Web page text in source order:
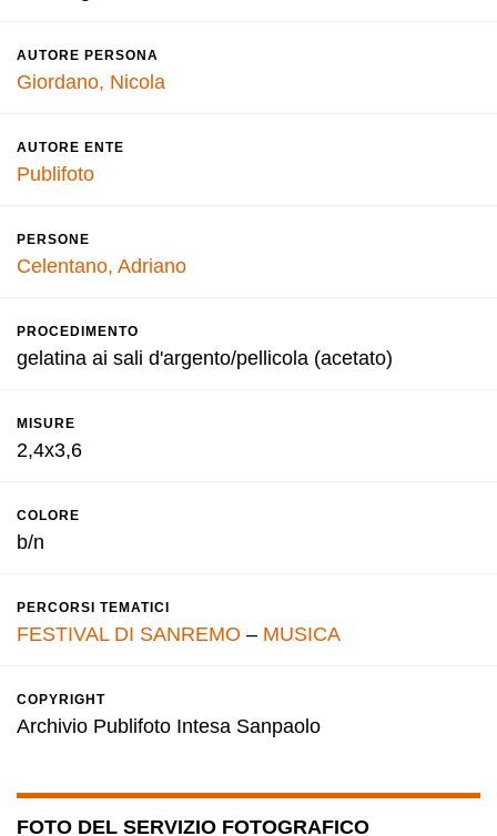
AUTORE PERSONA
Giordano, Nicola
AUTORE ENTE
Publifoto
PERSONE
Celentano, Adriano
PROCEDIMENTO
gelatina ai sali d'argento/pellicola (acetato)
MISURE
2,4x3,6
COLORE
b/n
PERCORSI TEMATICI
FESTIVAL DI SANREMO – MUSICA
COPYRIGHT
Archivio Publifoto Intesa Sanpaolo
FOTO DEL SERVIZIO FOTOGRAFICO